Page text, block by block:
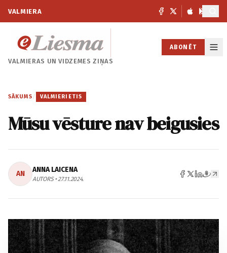
VALMIERA
VALMIERAS UNVIDZEMES ZIŅAS
ABONĒT
SĀKUMS / VALMIERIETIS
Mūsu vēsture nav beigusies
AN ANNA LAICENA
AUTORS • 27.11.2024.